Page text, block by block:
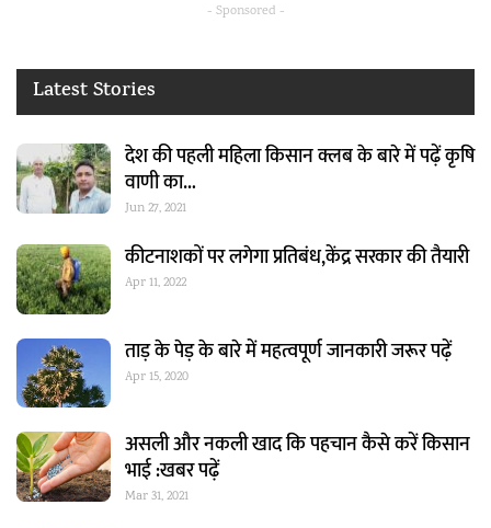
- Sponsored -
Latest Stories
देश की पहली महिला किसान क्लब के बारे में पढ़ें कृषि
वाणी का…
Jun 27, 2021
कीटनाशकों पर लगेगा प्रतिबंध,केंद्र सरकार की तैयारी
Apr 11, 2022
ताड़ के पेड़ के बारे में महत्वपूर्ण जानकारी जरूर पढ़ें
Apr 15, 2020
असली और नकली खाद कि पहचान कैसे करें किसान
भाई :खबर पढ़ें
Mar 31, 2021